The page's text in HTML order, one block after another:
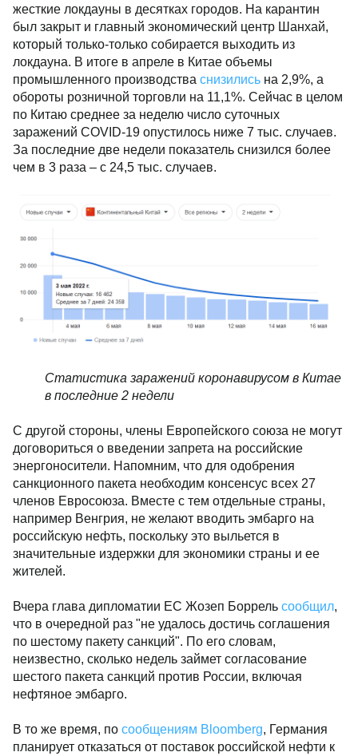
жесткие локдауны в десятках городов. На карантин
был закрыт и главный экономический центр Шанхай,
который только-только собирается выходить из
локдауна. В итоге в апреле в Китае объемы
промышленного производства снизились на 2,9%, а
обороты розничной торговли на 11,1%. Сейчас в целом
по Китаю среднее за неделю число суточных
заражений COVID-19 опустилось ниже 7 тыс. случаев.
За последние две недели показатель снизился более
чем в 3 раза – с 24,5 тыс. случаев.
Статистика заражений коронавирусом в Китае
в последние 2 недели
С другой стороны, члены Европейского союза не могут
договориться о введении запрета на российские
энергоносители. Напомним, что для одобрения
санкционного пакета необходим консенсус всех 27
членов Евросоюза. Вместе с тем отдельные страны,
например Венгрия, не желают вводить эмбарго на
российскую нефть, поскольку это выльется в
значительные издержки для экономики страны и ее
жителей.
Вчера глава дипломатии ЕС Жозеп Боррель сообщил,
что в очередной раз "не удалось достичь соглашения
по шестому пакету санкций". По его словам,
неизвестно, сколько недель займет согласование
шестого пакета санкций против России, включая
нефтяное эмбарго.
В то же время, по сообщениям Bloomberg, Германия
планирует отказаться от поставок российской нефти к